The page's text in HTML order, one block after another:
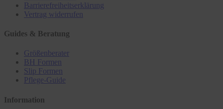
Barrierefreiheitserklärung
Vertrag widerrufen
Guides & Beratung
Größenberater
BH Formen
Slip Formen
Pflege-Guide
Information